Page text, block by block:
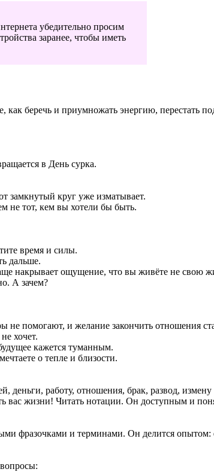
убедительно просим
заранее, чтобы иметь
беречь и приумножать энергию, перестать
в День сурка.
замкнутый круг уже изматывает.
не тот, кем вы хотели бы быть.
время и силы.
дальше.
накрывает ощущение, что вы живёте не свою
А зачем?
не помогают, и желание закончить отношения
хочет.
кажется туманным.
о тепле и близости.
деньги, работу, отношения, брак, развод,
вас жизни! Читать нотации. Он доступным и
фразочками и терминами. Он делится